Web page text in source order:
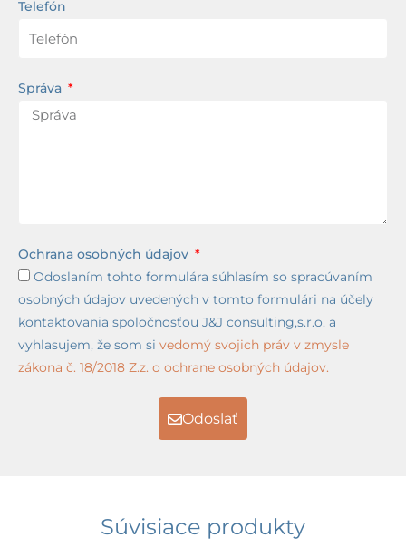
Telefón
Správa
Ochrana osobných údajov
Odoslaním tohto formulára súhlasím so spracúvaním
osobných údajov uvedených v tomto formulári na účely
kontaktovania spoločnosťou J&J consulting,s.r.o. a
vyhlasujem, že som si vedomý svojich práv v zmysle
zákona č. 18/2018 Z.z. o ochrane osobných údajov.
Odoslať
Súvisiace produkty